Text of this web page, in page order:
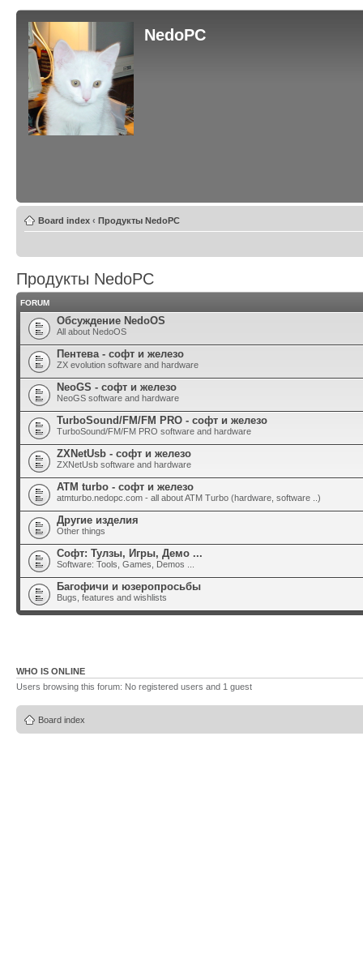
NedoPC
Board index ‹ Продукты NedoPC
Продукты NedoPC
FORUM
Обсуждение NedoOS
All about NedoOS
Пентева - софт и железо
ZX evolution software and hardware
NeoGS - софт и железо
NeoGS software and hardware
TurboSound/FM/FM PRO - софт и железо
TurboSound/FM/FM PRO software and hardware
ZXNetUsb - софт и железо
ZXNetUsb software and hardware
ATM turbo - софт и железо
atmturbo.nedopc.com - all about ATM Turbo (hardware, software ..)
Другие изделия
Other things
Софт: Тулзы, Игры, Демо ...
Software: Tools, Games, Demos ...
Багофичи и юзеропросьбы
Bugs, features and wishlists
WHO IS ONLINE
Users browsing this forum: No registered users and 1 guest
Board index